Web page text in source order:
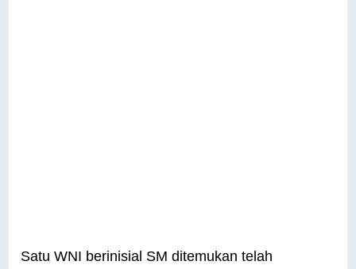
Satu WNI berinisial SM ditemukan telah